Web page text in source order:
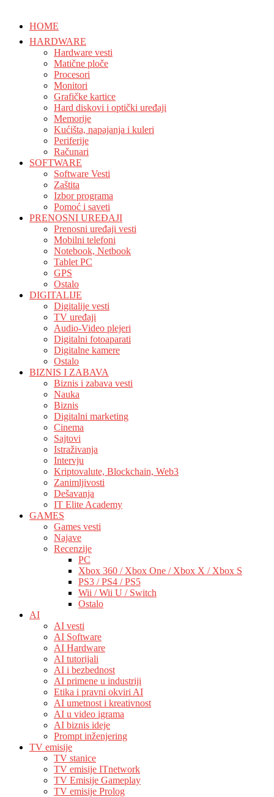
HOME
HARDWARE
Hardware vesti
Matične ploče
Procesori
Monitori
Grafičke kartice
Hard diskovi i optički uređaji
Memorije
Kućišta, napajanja i kuleri
Periferije
Računari
SOFTWARE
Software Vesti
Zaštita
Izbor programa
Pomoć i saveti
PRENOSNI UREĐAJI
Prenosni uređaji vesti
Mobilni telefoni
Notebook, Netbook
Tablet PC
GPS
Ostalo
DIGITALIJE
Digitalije vesti
TV uređaji
Audio-Video plejeri
Digitalni fotoaparati
Digitalne kamere
Ostalo
BIZNIS I ZABAVA
Biznis i zabava vesti
Nauka
Biznis
Digitalni marketing
Cinema
Sajtovi
Istraživanja
Intervju
Kriptovalute, Blockchain, Web3
Zanimljivosti
Dešavanja
IT Elite Academy
GAMES
Games vesti
Najave
Recenzije
PC
Xbox 360 / Xbox One / Xbox X / Xbox S
PS3 / PS4 / PS5
Wii / Wii U / Switch
Ostalo
AI
AI vesti
AI Software
AI Hardware
AI tutorijali
AI i bezbednost
AI primene u industriji
Etika i pravni okviri AI
AI umetnost i kreativnost
AI u video igrama
AI biznis ideje
Prompt inženjering
TV emisije
TV stanice
TV emisije ITnetwork
TV Emisije Gameplay
TV emisije Prolog